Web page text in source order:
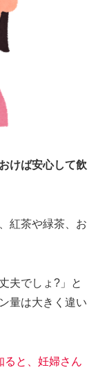
けば安心して飲
紅茶や緑茶、お
夫でしょ?」と
量は大きく違い
ると、妊婦さん